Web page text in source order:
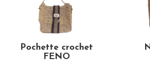
Pochette crochet
FENO